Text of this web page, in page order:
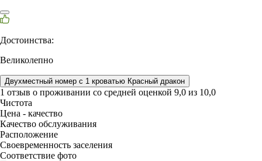
Достоинства:
Великолепно
Двухместный номер с 1 кроватью Красный дракон
1 отзыв о проживании со средней оценкой 9,0 из 10,0
Чистота
Цена - качество
Качество обслуживания
Расположение
Своевременность заселения
Соответствие фото